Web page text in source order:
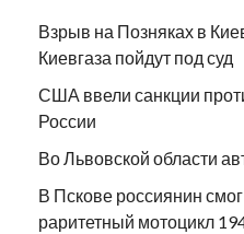
Взрыв на Позняках в
Киевгаза пойдут под суд
США ввели санкции
России
Во Львовской области
В Пскове россиянин
раритетный мотоцикл